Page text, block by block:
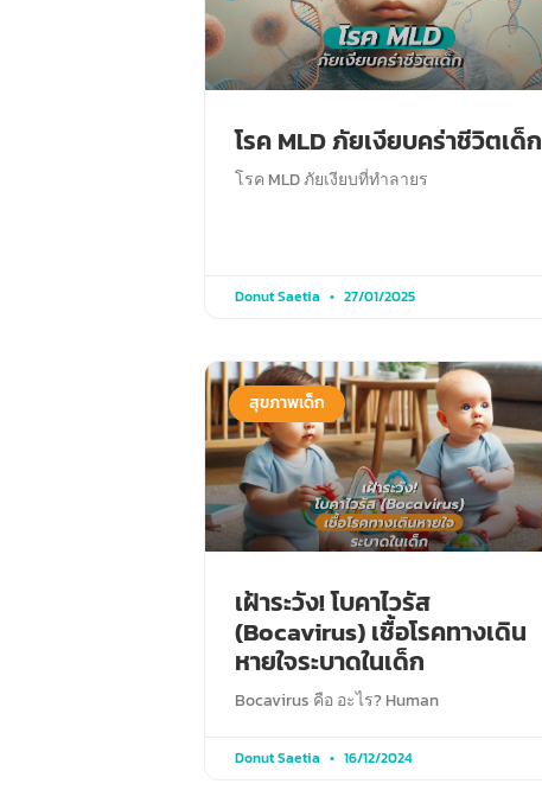
โรค MLD ภัยเงียบคร่าชีวิตเด็ก
โรค MLD ภัยเงียบที่ทำลายร
Donut Saetia 27/01/2025
สุขภาพเด็ก
เฝ้าระวัง! โบคาไวรัส
(Bocavirus) เชื้อโรคทางเดิน
หายใจระบาดในเด็ก
Bocavirus คือ อะไร? Human
Donut Saetia 16/12/2024